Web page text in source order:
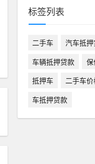
标签列表
二手车 汽车抵
车辆抵押贷款
抵押车
二手车价
车抵押贷款